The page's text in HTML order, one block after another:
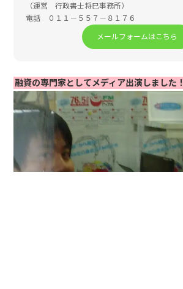
（運営 行政書士将巳事務所）
電話 ０１１－５５７－８１７６
メールフォームはこちら
融資の専門家としてメディア出演しました！